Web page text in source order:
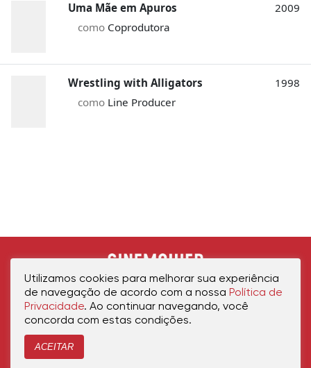
Uma Mãe em Apuros
como Coprodutora
2009
Wrestling with Alligators
como Line Producer
1998
Utilizamos cookies para melhorar sua experiência
de navegação de acordo com a nossa Política de
Privacidade. Ao continuar navegando, você
concorda com estas condições.
ACEITAR